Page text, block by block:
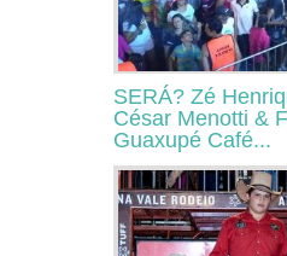
SERÁ? Zé
César Menotti &
Guaxupé Café...